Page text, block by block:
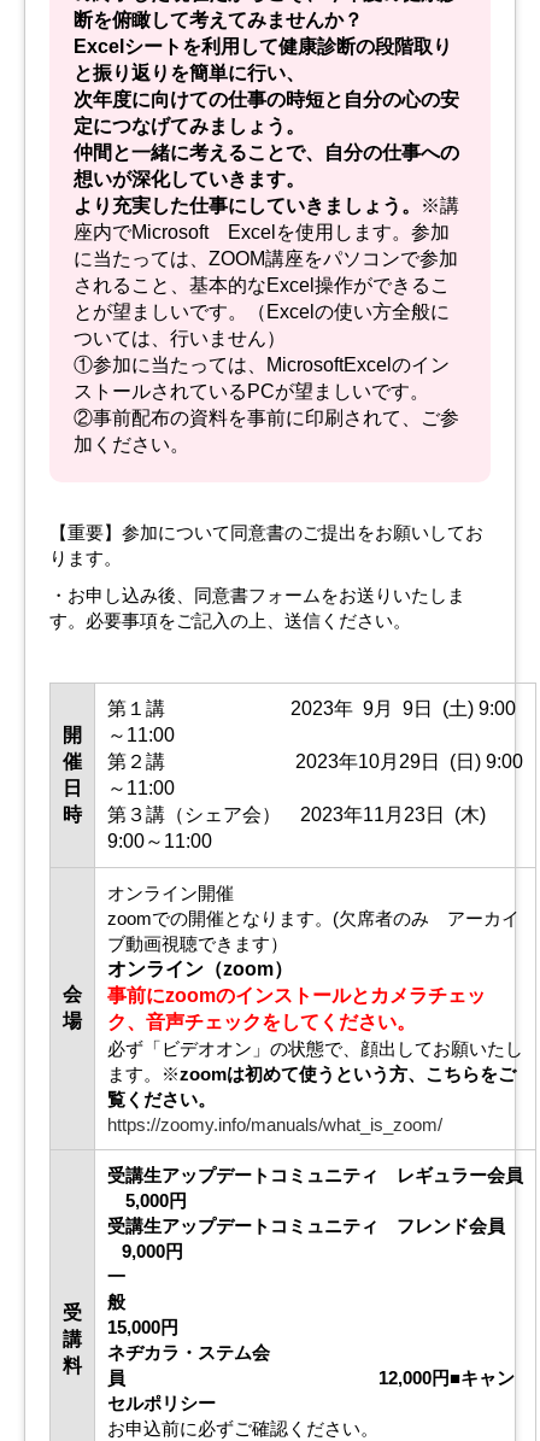
断を俯瞰して考えてみませんか？
Excelシートを利用して健康診断の段階取り
と振り返りを簡単に行い、
次年度に向けての仕事の時短と自分の心の安
定につなげてみましょう。
仲間と一緒に考えることで、自分の仕事への
想いが深化していきます。
より充実した仕事にしていきましょう。
※講
座内でMicrosoft Excelを使用します。参加
に当たっては、ZOOM講座をパソコンで参加
されること、基本的なExcel操作ができるこ
とが望ましいです。（Excelの使い方全般に
ついては、行いません）
①参加に当たっては、MicrosoftExcelのイン
ストールされているPCが望ましいです。
②事前配布の資料を事前に印刷されて、ご参
加ください。
【重要】参加について同意書のご提出をお願いしてお
ります。
・お申し込み後、同意書フォームをお送りいたしま
す。必要事項をご記入の上、送信ください。
開
催
日
時
第１講 2023年 9月 9日 (土) 9:00
～11:00
第２講 2023年10月29日 (日) 9:00
～11:00
第３講（シェア会） 2023年11月23日 (木)
9:00～11:00
会
場
オンライン開催
zoomでの開催となります。(欠席者のみ アーカイ
ブ動画視聴できます）
オンライン（zoom）
事前にzoomのインストールとカメラチェッ
ク、音声チェックをしてください。
必ず「ビデオオン」の状態で、顔出してお願いたし
ます。※zoomは初めて使うという方、こちらをご
覧ください。
https://zoomy.info/manuals/what_is_zoom/
受
講
料
受講生アップデートコミュニティ レギュラー会員
5,000円
受講生アップデートコミュニティ フレンド会員
9,000円
一
般
15,000円
ネヂカラ・ステム会
員 12,000円■キャン
セルポリシー
お申込前に必ずご確認ください。